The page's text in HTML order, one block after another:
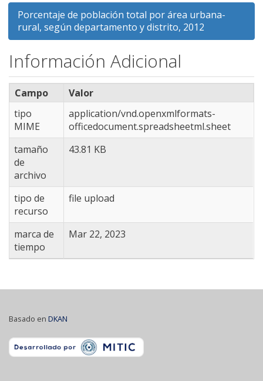
Porcentaje de población total por área urbana-
rural, según departamento y distrito, 2012
Información Adicional
Campo
Valor
tipo
MIME
application/vnd.openxmlformats-
officedocument.spreadsheetml.sheet
tamaño
de
archivo
43.81 KB
tipo de
recurso
file upload
marca de
tiempo
Mar 22, 2023
Basado en DKAN